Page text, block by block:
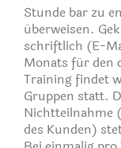
Stunde bar zu
überweisen.
schriftlich (E-
Monats für den
Training findet
Gruppen statt.
Nichtteilnahme
des Kunden)